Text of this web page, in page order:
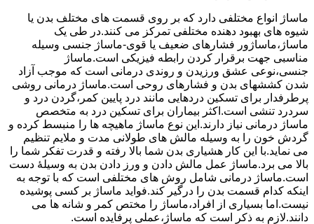
ماساژ انواع مختلفی دارد که بر روی قسمت های مختلف بدن یا
شیوه های بهبود دهنده مختلفی تمرکز می کنند.در طی یک
ماساژ،ماساژور فشارهای ضعیف یا قوی-ماساژ جنسی وسیله
مناسبی جهت برقرار کردن رابطه فیزیکی است.ماساژ
جنسی،نوعی عشق ورزیدن و روندی درمانی است که موجب آزاد
شدن کششهای بدن و فشارهای روحی است.ماساژ درمانی روشی
پرطرفدار برای تسکین دردهایی مانند درد پایین کمر،گردن درد و
سردرد تنشی است.اکثر بیماران برای تسکین درد به متخصص
ماساژ درمانی نیاز دارند.این نوع ماساژ ماهیچه ها را منبسط کرده و
گردش خون را به وسیله مالش های طولانی مدت و ملایم تنظیم
می نماید.با این کار هشیاری بدن شما بالا رفته و قدرت تفکر شما را
بالا می برد.ماساژ عمل مالش دادن و ورز دادن بدن به وسیلۀ دست
است.ماساژ درمانی شامل روش های مختلفی است که با توجه به
اینکه کدام قسمت بدن را درگیر کند.فواید ماساژ بر کسی پوشیده
نیست.اما بسیاری از افراد،ماساژ را مختص کمر و شانه ها می
دانند.لازم به ذکر است که ماساژ،عملی پرفایده است.